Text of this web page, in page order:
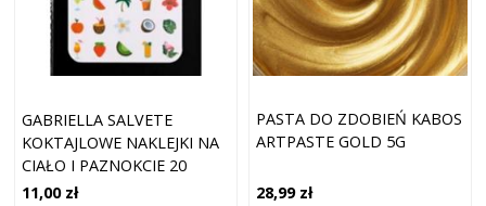
GABRIELLA SALVETE
KOKTAJLOWE NAKLEJKI NA
CIAŁO I PAZNOKCIE 20
SZTUK
11,00 zł
PASTA DO ZDOBIEŃ KABOS
ARTPASTE GOLD 5G
28,99 zł